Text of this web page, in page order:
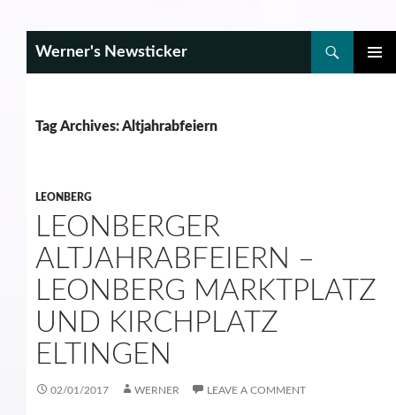
Werner's Newsticker
Tag Archives: Altjahrabfeiern
LEONBERG
LEONBERGER
ALTJAHRABFEIERN –
LEONBERG MARKTPLATZ
UND KIRCHPLATZ
ELTINGEN
02/01/2017 WERNER LEAVE A COMMENT